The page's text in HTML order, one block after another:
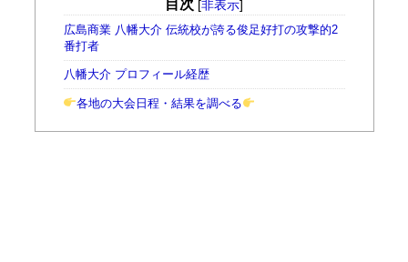
目次 [非表示]
広島商業 八幡大介 伝統校が誇る俊足好打の攻撃的2
番打者
八幡大介 プロフィール経歴
各地の大会日程・結果を調べる